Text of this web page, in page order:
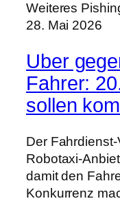
Weiteres
28. Mai 2026
Uber
Fahrer:
sollen
Der
Robotaxi-
damit den
Konkurrenz